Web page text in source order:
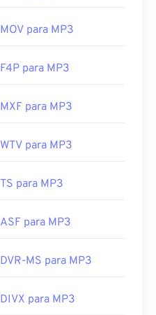
MOV para MP3
F4P para MP3
MXF para MP3
WTV para MP3
TS para MP3
ASF para MP3
DVR-MS para MP3
DIVX para MP3